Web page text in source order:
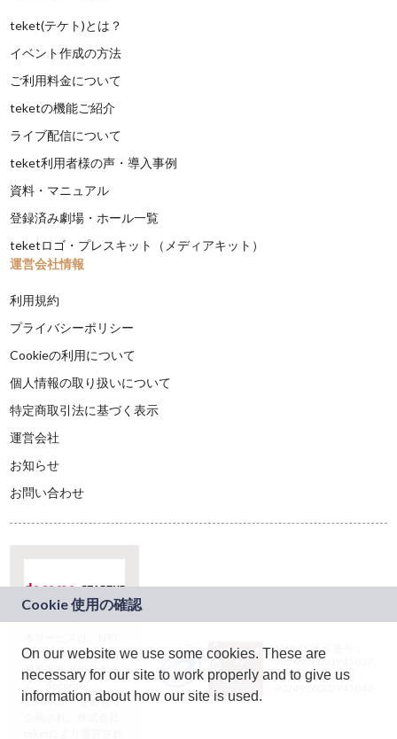
teket(テケト)とは？
イベント作成の方法
ご利用料金について
teketの機能ご紹介
ライブ配信について
teket利用者様の声・導入事例
資料・マニュアル
登録済み劇場・ホール一覧
teketロゴ・プレスキット（メディアキット）
運営会社情報
利用規約
プライバシーポリシー
Cookieの利用について
個人情報の取り扱いについて
特定商取引法に基づく表示
運営会社
お知らせ
お問い合わせ
ドコモグループの新
規事業創出プログラ
ム「docomo
STARTUP」を通じて
JASRAC許諾番号：
9024936001Y45037
JASRAC許諾番号：
On our website we use some cookies. These are
necessary for our site to work properly and to give us
information about how our site is used.